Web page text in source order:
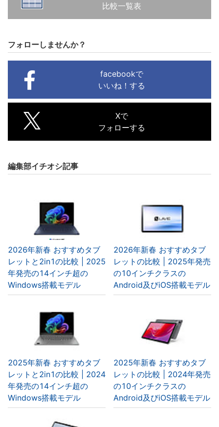
比較一覧表
フォローしませんか？
facebookで
いいね！する
Xで
フォローする
編集部イチオシ記事
2026年新春 おすすめタブ
レットと2in1の比較 | 2025
年発売の14インチ超の
Windows搭載モデル
2026年新春 おすすめタブ
レットの比較 | 2025年発売
の10インチクラスの
Android及びiOS搭載モデル
2025年新春 おすすめタブ
レットと2in1の比較 | 2024
年発売の14インチ超の
Windows搭載モデル
2025年新春 おすすめタブ
レットの比較 | 2024年発売
の10インチクラスの
Android及びiOS搭載モデル